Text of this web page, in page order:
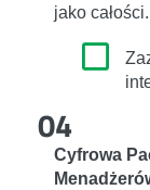
jako całości.
04
Cyfrowa